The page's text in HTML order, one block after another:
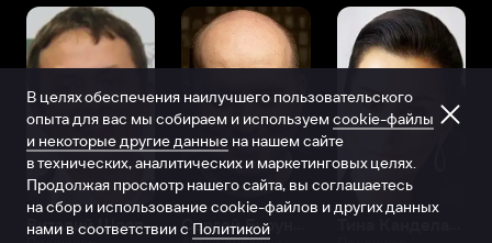
был
активным
и
ребенком.
Андрей
серьезно
занимался
силовым
троеборьем
Виталий Шляппо
В целях обеспечения наилучшего пользовательского
опыта для вас мы собираем и используем cookie-файлы
и некоторые другие данные на нашем сайте
в технических, аналитических и маркетинговых целях.
Продолжая просмотр нашего сайта, вы соглашаетесь
на сбор и использование cookie-файлов и других данных
нами в соответствии с Политикой